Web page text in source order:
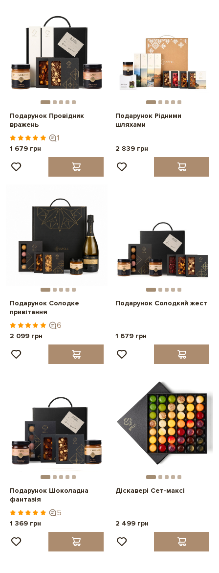
Подарунок Провідник
вражень
1
1 679 грн
Подарунок Рідними
шляхами
2 839 грн
Подарунок Солодке
привітання
6
2 099 грн
Подарунок Солодкий жест
1 679 грн
Подарунок Шоколадна
фантазія
5
1 369 грн
Діскавері Сет-максі
2 499 грн